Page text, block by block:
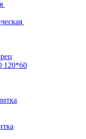
120*60